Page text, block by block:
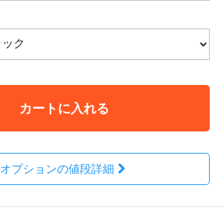
カートに入れる
オプションの値段詳細